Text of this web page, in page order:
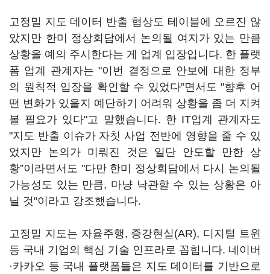
고정밀 지도 데이터 반출 협상도 테이블에 오르진 않
았지만 한미 정상회담에서 논의될 여지가 있는 만큼
상황을 예의 주시한다는 게 업계 입장입니다. 한 플랫
폼 업계 관계자는 "이번 결정으로 안보에 대한 정부
의 원칙적 입장을 확인할 수 있었다”면서도 "향후 어
떤 변화가 있을지 예단하기 어려워 상황을 좀 더 지켜
볼 필요가 있다"고 말했습니다. 한 IT업계 관계자도
"지도 반출 이슈가 자칫 사업 전반에 영향을 줄 수 있
었지만 논의가 미뤄진 것은 일단 안도할 만한 상
황”이라면서도 "다만 한미 정상회담에서 다시 논의될
가능성도 있는 만큼, 마냥 낙관할 수 있는 상황은 아
닐 것"이라고 강조했습니다.
고정밀 지도는 자율주행, 증강현실(AR), 디지털 트윈
등 국내 기업의 핵심 기술 인프라로 꼽힙니다. 네이버
·카카오 등 국내 플랫폼들은 지도 데이터를 기반으로